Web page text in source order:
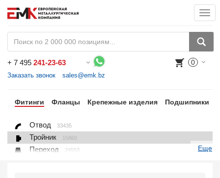
+ 7 495 241-23-63
Заказать звонок sales@emk.bz
0
Фитинги Фланцы Крепежные изделия Подшипники
Отвод 33435
Тройник 15860
Переход 24553 Еще